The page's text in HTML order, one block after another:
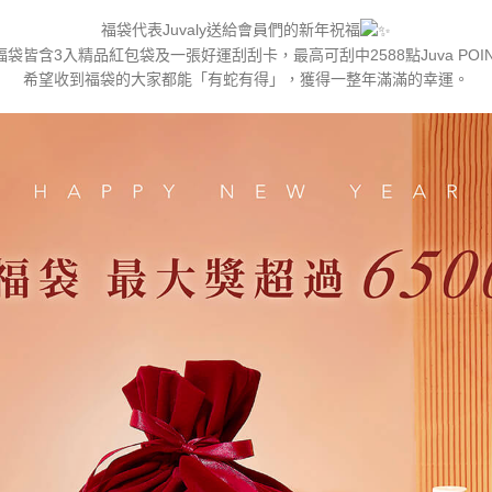
福袋代表Juvaly送給會員們的新年祝福
袋皆含3入精品紅包袋及一張好運刮刮卡，最高可刮中2588點Juva
希望收到福袋的大家都能「有蛇有得」，獲得一整年滿滿的幸運。